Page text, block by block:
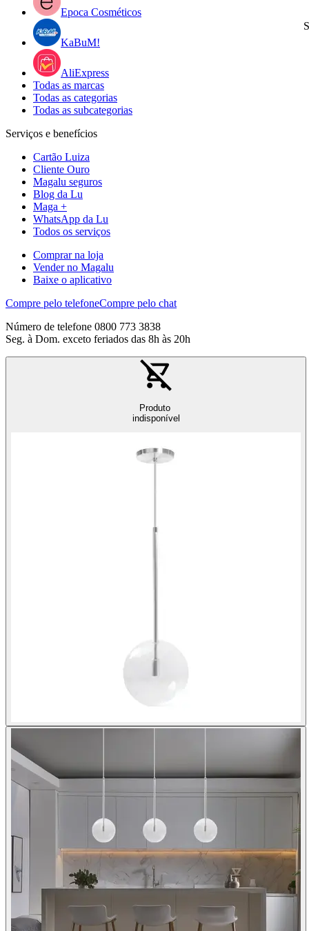
Epoca Cosméticos
KaBuM!
AliExpress
Todas as marcas
Todas as categorias
Todas as subcategorias
Serviços e benefícios
Cartão Luiza
Cliente Ouro
Magalu seguros
Blog da Lu
Maga +
WhatsApp da Lu
Todos os serviços
Comprar na loja
Vender no Magalu
Baixe o aplicativo
Compre pelo telefoneCompre pelo chat
Número de telefone 0800 773 3838
Seg. à Dom. exceto feriados das 8h às 20h
Produto
indisponível